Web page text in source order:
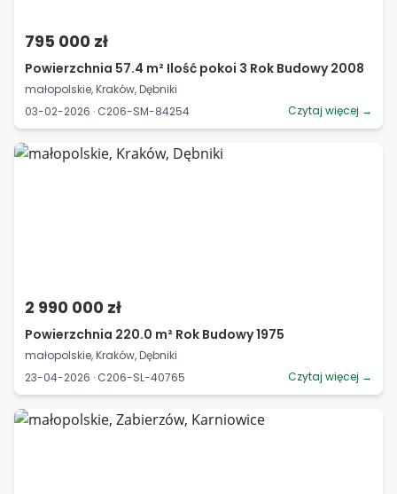
795 000 zł
Powierzchnia 57.4 m² Ilość pokoi 3 Rok Budowy 2008
małopolskie, Kraków, Dębniki
03-02-2026 · C206-SM-84254
Czytaj więcej →
2 990 000 zł
Powierzchnia 220.0 m² Rok Budowy 1975
małopolskie, Kraków, Dębniki
23-04-2026 · C206-SL-40765
Czytaj więcej →